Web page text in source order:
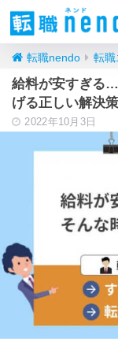
転職nendo 転職
給料が安すぎる
げる正しい解決策
2022年10月3日